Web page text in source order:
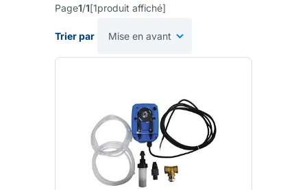
Page1/1[1produit affiché]
Trier par